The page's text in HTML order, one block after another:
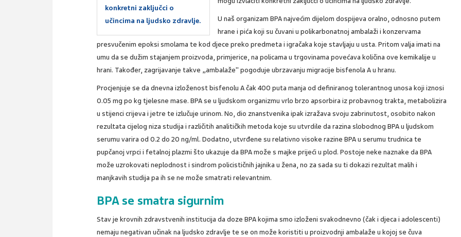
konkretni zaključci o
učincima na ljudsko zdravlje.
U naš organizam BPA najvećim dijelom dospijeva oralno, odnosno putem
hrane i pića koji su čuvani u polikarbonatnoj ambalaži i konzervama
presvučenim epoksi smolama te kod djece preko predmeta i igračaka koje stavljaju u usta. Pritom valja imati na
umu da se dužim stajanjem proizvoda, primjerice, na policama u trgovinama povećava količina ove kemikalije u
hrani. Također, zagrijavanje takve „ambalaže" pogoduje ubrzavanju migracije bisfenola A u hranu.
Procjenjuje se da dnevna izloženost bisfenolu A čak 400 puta manja od definiranog tolerantnog unosa koji iznosi
0.05 mg po kg tjelesne mase. BPA se u ljudskom organizmu vrlo brzo apsorbira iz probavnog trakta, metabolizira
u stijenci crijeva i jetre te izlučuje urinom. No, dio znanstvenika ipak izražava svoju zabrinutost, osobito nakon
rezultata cijelog niza studija i različitih analitičkih metoda koje su utvrdile da razina slobodnog BPA u ljudskom
serumu varira od 0.2 do 20 ng/ml. Dodatno, utvrđene su relativno visoke razine BPA u serumu trudnica te
pupčanoj vrpci i fetalnoj plazmi što ukazuje da BPA može s majke prijeći u plod. Postoje neke naznake da BPA
može uzrokovati neplodnost i sindrom policističnih jajnika u žena, no za sada su ti dokazi rezultat malih i
manjkavih studija pa ih se ne može smatrati relevantnim.
BPA se smatra sigurnim
Stav je krovnih zdravstvenih institucija da doze BPA kojima smo izloženi svakodnevno (čak i djeca i adolescenti)
nemaju negativan učinak na ljudsko zdravlje te se on može koristiti u proizvodnji ambalaže u kojoj se čuva